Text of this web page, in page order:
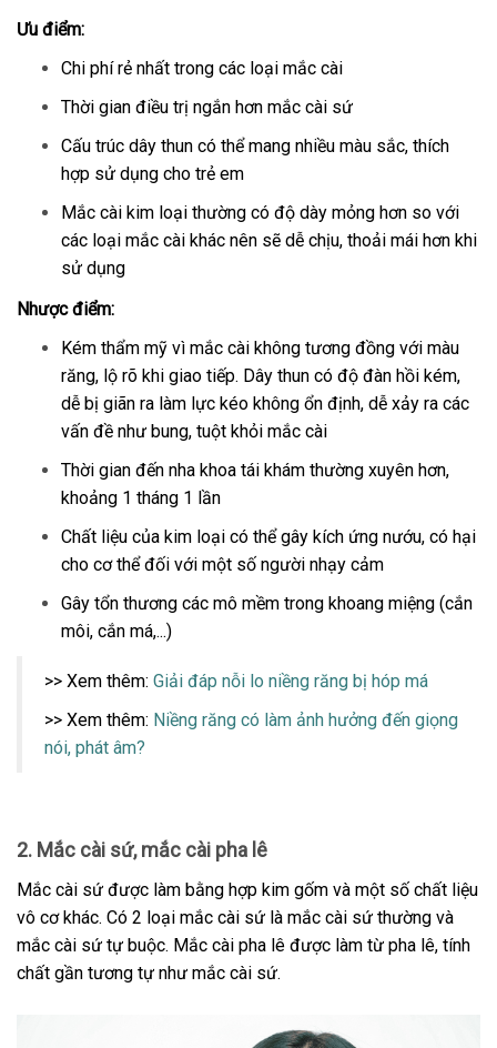
Ưu điểm:
Chi phí rẻ nhất trong các loại mắc cài
Thời gian điều trị ngắn hơn mắc cài sứ
Cấu trúc dây thun có thể mang nhiều màu sắc, thích
hợp sử dụng cho trẻ em
Mắc cài kim loại thường có độ dày mỏng hơn so với
các loại mắc cài khác nên sẽ dễ chịu, thoải mái hơn khi
sử dụng
Nhược điểm:
Kém thẩm mỹ vì mắc cài không tương đồng với màu
răng, lộ rõ khi giao tiếp. Dây thun có độ đàn hồi kém,
dễ bị giãn ra làm lực kéo không ổn định, dễ xảy ra các
vấn đề như bung, tuột khỏi mắc cài
Thời gian đến nha khoa tái khám thường xuyên hơn,
khoảng 1 tháng 1 lần
Chất liệu của kim loại có thể gây kích ứng nướu, có hại
cho cơ thể đối với một số người nhạy cảm
Gây tổn thương các mô mềm trong khoang miệng (cắn
môi, cắn má,...)
>> Xem thêm: Giải đáp nỗi lo niềng răng bị hóp má
>> Xem thêm: Niềng răng có làm ảnh hưởng đến giọng
nói, phát âm?
2. Mắc cài sứ, mắc cài pha lê
Mắc cài sứ được làm bằng hợp kim gốm và một số chất liệu
vô cơ khác. Có 2 loại mắc cài sứ là mắc cài sứ thường và
mắc cài sứ tự buộc. Mắc cài pha lê được làm từ pha lê, tính
chất gần tương tự như mắc cài sứ.